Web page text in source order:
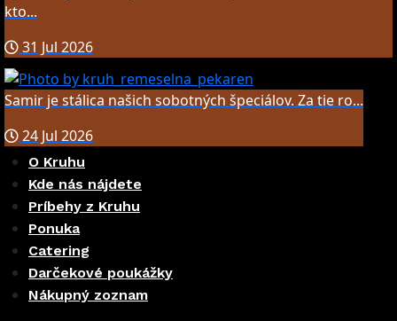
kto...
31 Jul 2026
Samir je stálica našich sobotných špeciálov. Za tie ro...
24 Jul 2026
O Kruhu
Kde nás nájdete
Príbehy z Kruhu
Ponuka
Catering
Darčekové poukážky
Nákupný zoznam